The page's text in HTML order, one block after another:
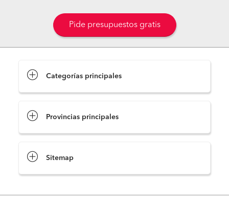
Pide presupuestos gratis
Categorías principales
Provincias principales
Sitemap